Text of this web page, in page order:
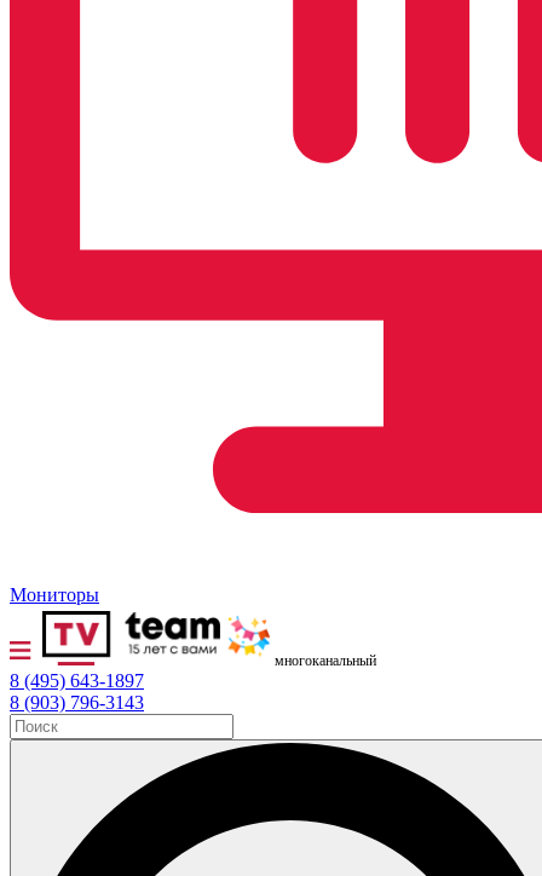
Мониторы
многоканальный
8 (495) 643-1897
8 (903) 796-3143